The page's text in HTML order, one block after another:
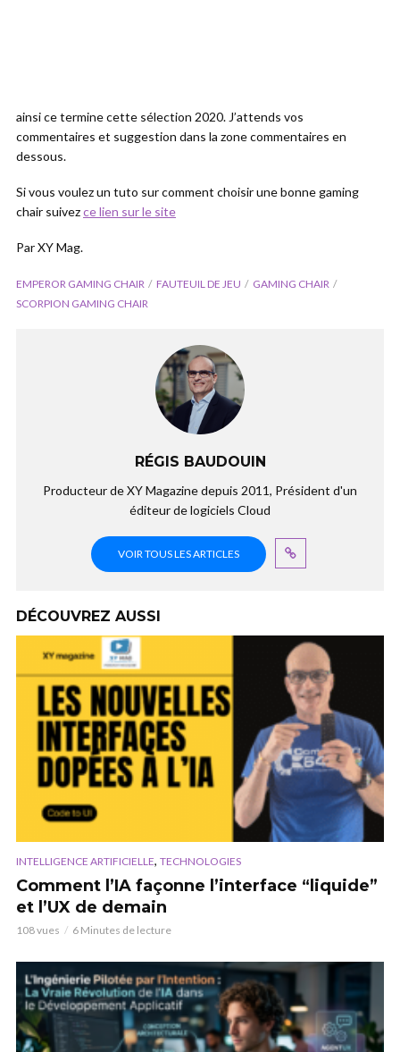
ainsi ce termine cette sélection 2020. J’attends vos
commentaires et suggestion dans la zone commentaires en
dessous.
Si vous voulez un tuto sur comment choisir une bonne gaming
chair suivezce lien sur le site
Par XY Mag.
EMPEROR GAMING CHAIR FAUTEUIL DE JEU
GAMING CHAIR
SCORPION GAMING CHAIR
RÉGIS BAUDOUIN
Producteur de XY Magazine depuis 2011, Président d'un
éditeur de logiciels Cloud
VOIR TOUS LES ARTICLES
DÉCOUVREZ AUSSI
INTELLIGENCE ARTIFICIELLE, TECHNOLOGIES
Comment l’IA façonne l’interface “liquide”
et l’UX de demain
108 vues 6 Minutes de lecture